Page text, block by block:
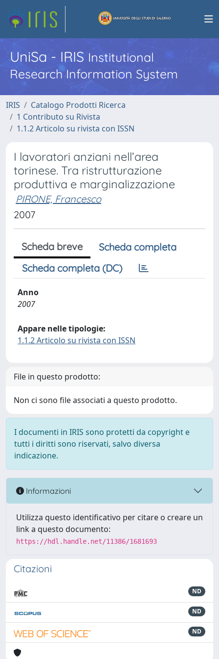
UniSa - IRISInstitutional
Research Information System
IRIS
Catalogo Prodotti Ricerca
1 Contributo su Rivista
1.1.2 Articolo su rivista con ISSN
I lavoratori anziani nell’area
torinese. Tra ristrutturazione
produttiva e marginalizzazione
PIRONE, Francesco
2007
Scheda breve
Scheda completa
Scheda completa (DC)
Anno
2007
Appare nelle tipologie:
1.1.2 Articolo su rivista con ISSN
File in questo prodotto:
Non ci sono file associati a questo prodotto.
I documenti in IRIS sono protetti da copyright e
tutti i diritti sono riservati, salvo diversa
indicazione.
Informazioni
Utilizza questo identificativo per citare o creare un
link a questo documento:
https://hdl.handle.net/11386/1681693
Citazioni
ND
ND
ND